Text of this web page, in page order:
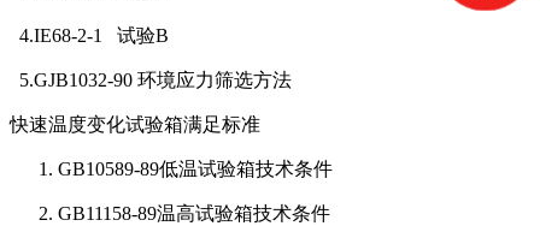
4.IE68-2-1 试验B
5.GJB1032-90 环境应力筛选方法
快速温度变化试验箱满足标准
GB10589-89低温试验箱技术条件
GB11158-89温高试验箱技术条件